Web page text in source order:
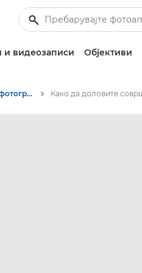
и видеозаписи Објективи
Совети и техники за фотографирање и печатење